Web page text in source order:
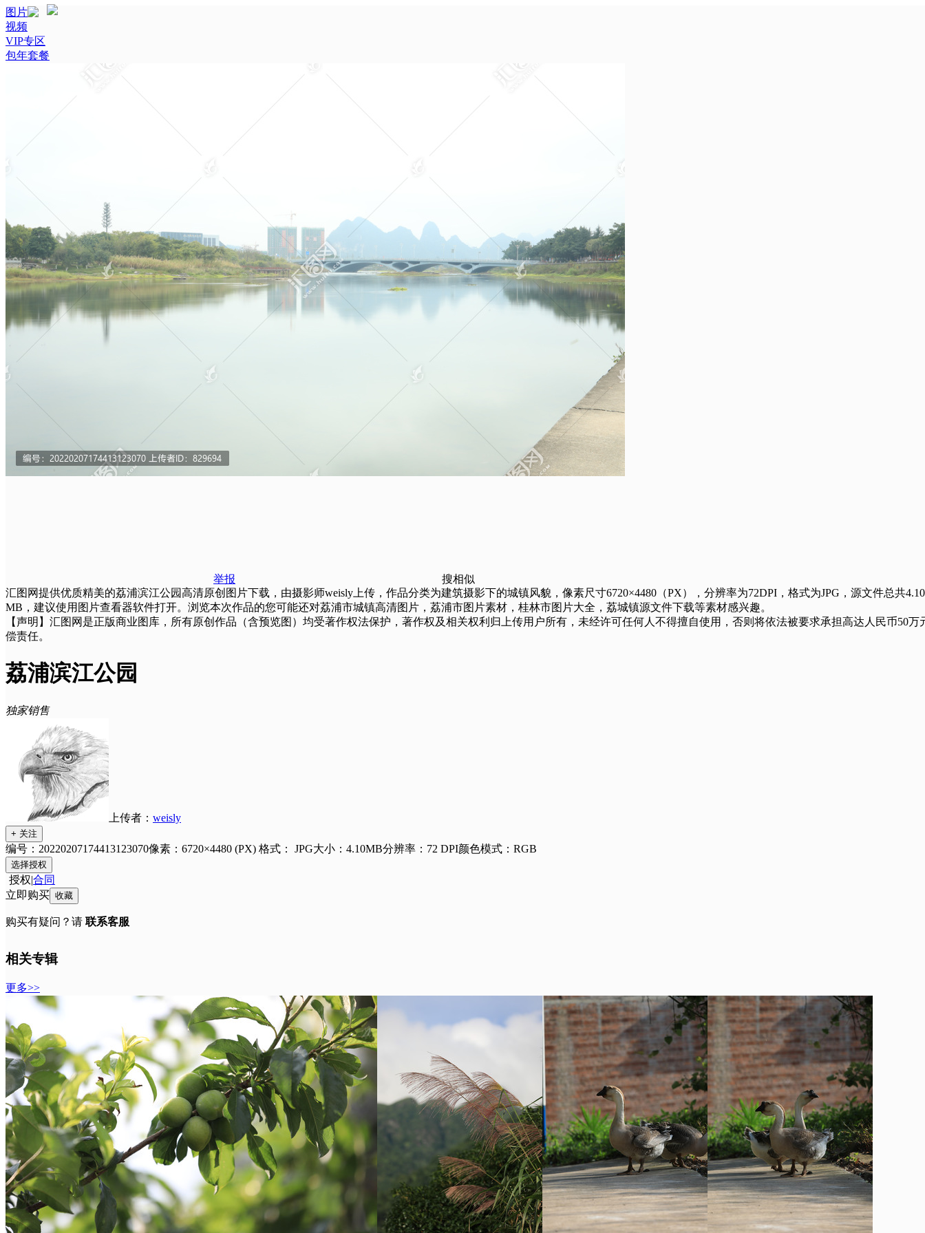
图片
视频
VIP专区
包年套餐
举报
搜相似
汇图网提供优质精美的荔浦滨江公园高清原创图片下载，由摄影师weisly上传，作品分类为建筑摄影下的城镇风貌，像素尺寸6720×4480（PX），分辨率为72DPI，格式为JPG，源文件总共4.10
MB，建议使用图片查看器软件打开。浏览本次作品的您可能还对荔浦市城镇高清图片，荔浦市图片素材，桂林市图片大全，荔城镇源文件下载等素材感兴趣。
【声明】汇图网是正版商业图库，所有原创作品（含预览图）均受著作权法保护，著作权及相关权利归上传用户所有，未经许可任何人不得擅自使用，否则将依法被要求承担高达人民币50万
偿责任。
荔浦滨江公园
独家销售
上传者： weisly
+ 关注
编号：20220207174413123070像素：6720×4480 (PX) 格式： JPG大小：4.10MB分辨率：72 DPI颜色模式：RGB
选择授权
授权|合同
立即购买 收藏
购买有疑问？请 联系客服
相关专辑
更多>>